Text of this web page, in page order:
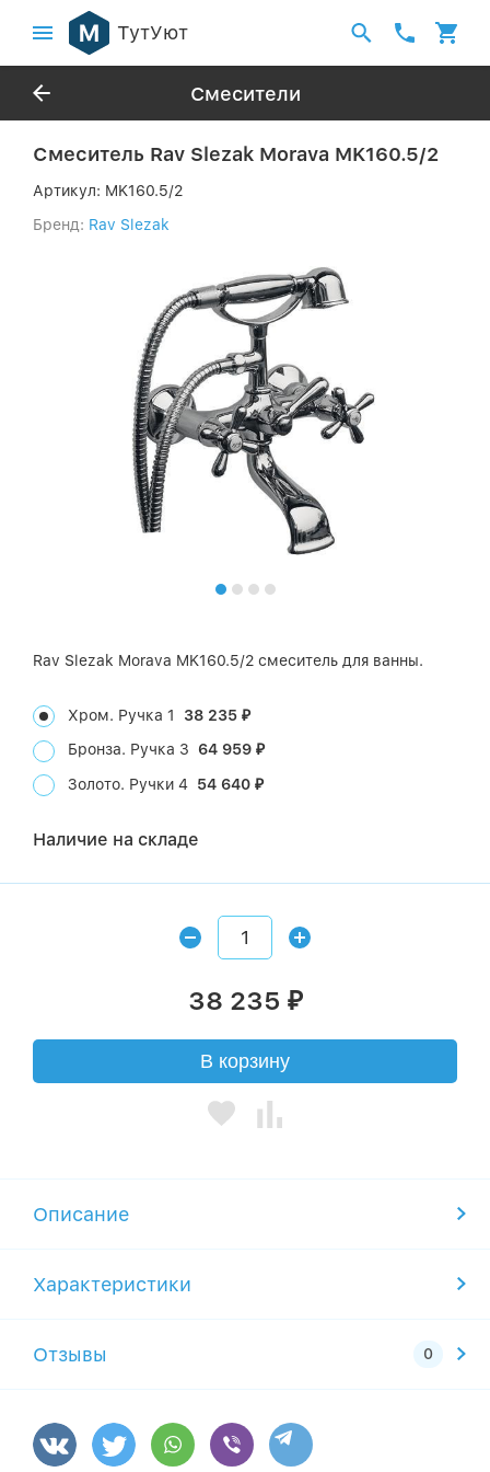
ТутУют
Смесители
Смеситель Rav Slezak Morava MK160.5/2
Артикул: MK160.5/2
Бренд: Rav Slezak
Rav Slezak Morava MK160.5/2 смеситель для ванны.
Хром. Ручка 1 38 235 ₽
Бронза. Ручка 3 64 959 ₽
Золото. Ручки 4 54 640 ₽
Наличие на складе
38 235 ₽
В корзину
Описание
Характеристики
Отзывы